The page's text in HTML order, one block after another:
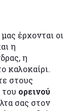
έρχονται οι
η
η
καλοκαίρι.
στους
ορεινού
σας στον